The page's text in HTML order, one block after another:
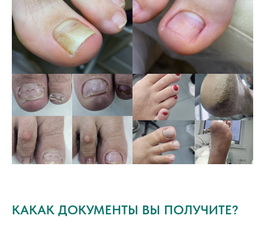
КАКАК ДОКУМЕНТЫ ВЫ ПОЛУЧИТЕ?